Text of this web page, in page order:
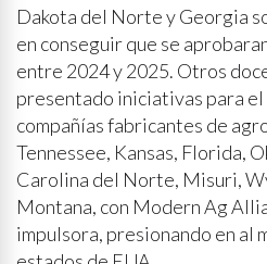
Dakota del Norte y Georgia
en conseguir que se
entre 2024 y 2025. Otros
presentado iniciativas para
compañías fabricantes de
Tennessee, Kansas, Florida,
Carolina del Norte, Misuri,
Montana, con Modern Ag
impulsora, presionando en al